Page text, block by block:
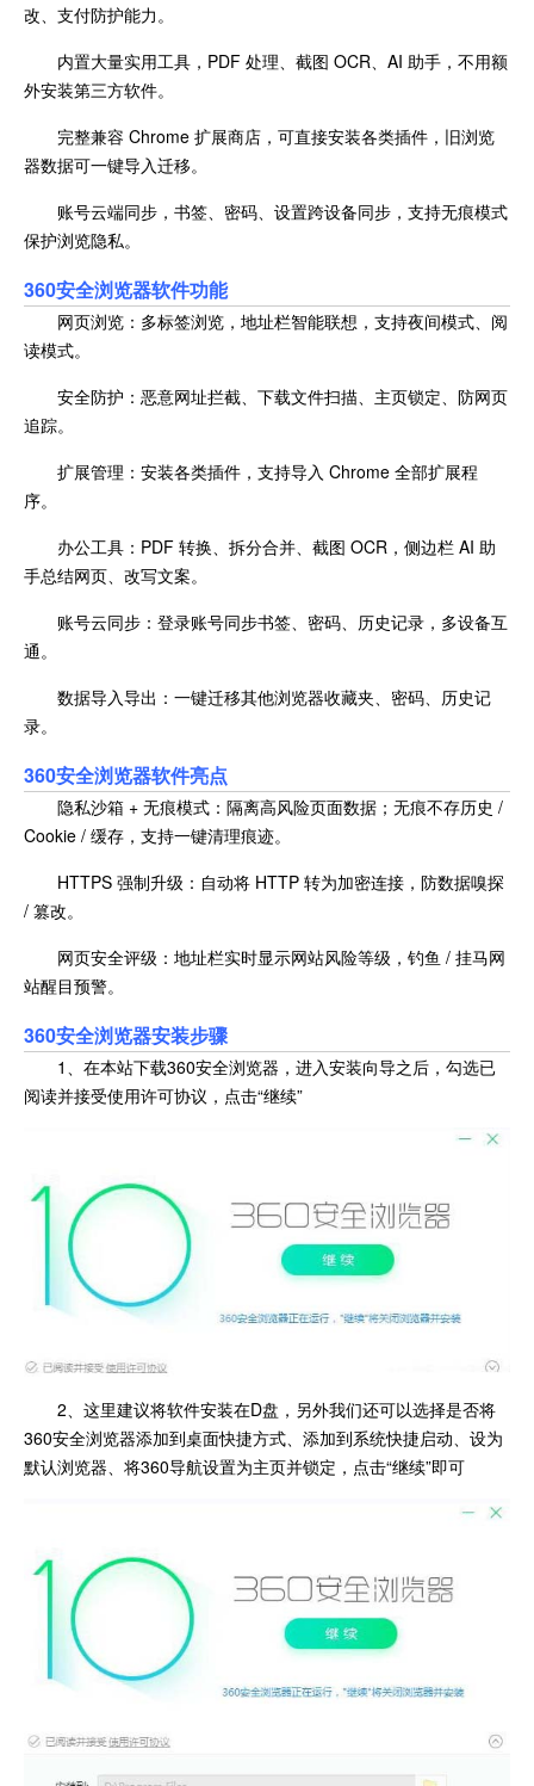
改、支付防护能力。
内置大量实用工具，PDF 处理、截图 OCR、AI 助手，不用额
外安装第三方软件。
完整兼容 Chrome 扩展商店，可直接安装各类插件，旧浏览
器数据可一键导入迁移。
账号云端同步，书签、密码、设置跨设备同步，支持无痕模式
保护浏览隐私。
360安全浏览器软件功能
网页浏览：多标签浏览，地址栏智能联想，支持夜间模式、阅
读模式。
安全防护：恶意网址拦截、下载文件扫描、主页锁定、防网页
追踪。
扩展管理：安装各类插件，支持导入 Chrome 全部扩展程
序。
办公工具：PDF 转换、拆分合并、截图 OCR，侧边栏 AI 助
手总结网页、改写文案。
账号云同步：登录账号同步书签、密码、历史记录，多设备互
通。
数据导入导出：一键迁移其他浏览器收藏夹、密码、历史记
录。
360安全浏览器软件亮点
隐私沙箱 + 无痕模式：隔离高风险页面数据；无痕不存历史 /
Cookie / 缓存，支持一键清理痕迹。
HTTPS 强制升级：自动将 HTTP 转为加密连接，防数据嗅探
/ 篡改。
网页安全评级：地址栏实时显示网站风险等级，钓鱼 / 挂马网
站醒目预警。
360安全浏览器安装步骤
1、在本站下载360安全浏览器，进入安装向导之后，勾选已
阅读并接受使用许可协议，点击“继续”
2、这里建议将软件安装在D盘，另外我们还可以选择是否将
360安全浏览器添加到桌面快捷方式、添加到系统快捷启动、设为
默认浏览器、将360导航设置为主页并锁定，点击“继续”即可